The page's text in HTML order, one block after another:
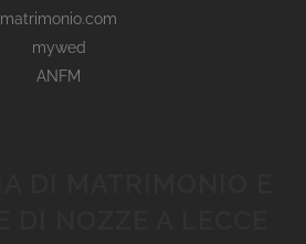
matrimonio.com
mywed
ANFM